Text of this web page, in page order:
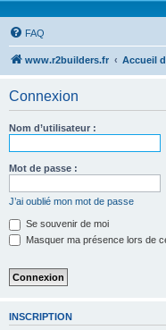
FAQ
www.r2builders.fr Accueil
Connexion
Nom d’utilisateur :
Mot de passe :
J’ai oublié mon mot de passe
Se souvenir de moi
Masquer ma présence lors de
INSCRIPTION